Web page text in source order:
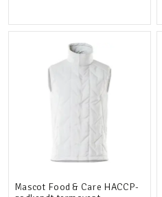
Mascot Food & Care HACCP-